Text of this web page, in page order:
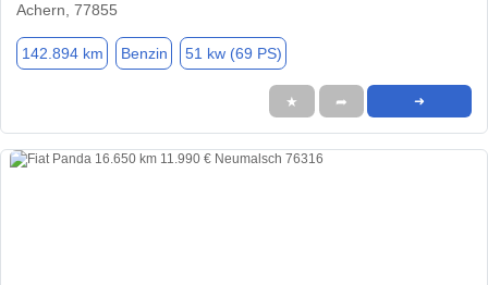
Achern, 77855
142.894 km Benzin 51 kw (69 PS)
★ ➦ ➜